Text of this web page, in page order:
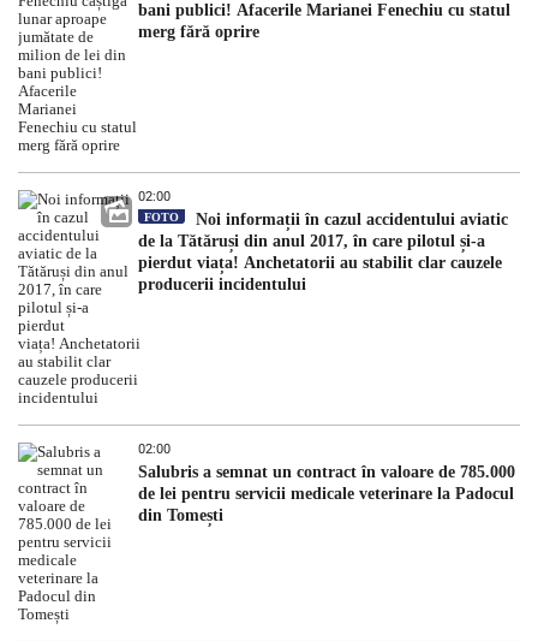
bani publici! Afacerile Marianei Fenechiu cu statul
merg fără oprire
02:00
FOTO
Noi informații în cazul accidentului aviatic
de la Tătăruși din anul 2017, în care pilotul și-a
pierdut viața! Anchetatorii au stabilit clar cauzele
producerii incidentului
02:00
Salubris a semnat un contract în valoare de 785.000
de lei pentru servicii medicale veterinare la Padocul
din Tomești